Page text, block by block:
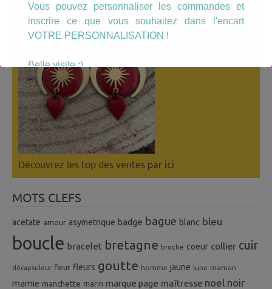
Découvrez les top des ventes par ici
MOTS CLEFS
acetate amour asymetrique badge bague blanc bleu
boucle bracelet bretagne broche coeur collier cuir
décapsuleur fleur fleurs goutte homme jaune lune maman
mamie manchette marin marque page maîtresse noel noir
Vous pouvez personnaliser les commandes et
inscrire ce que vous souhaitez dans l'encart
VOTRE PERSONNALISATION !
Belle visite :)